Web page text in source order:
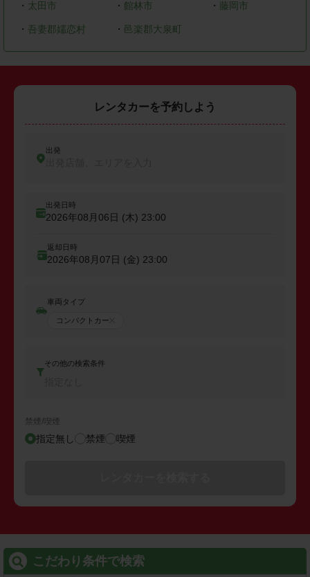
・ 太田市 ・ 館林市 ・ 藤岡市
・ 吾妻郡嬬恋村 ・ 邑楽郡大泉町
レンタカーを予約しよう
出発
出発日時
2026年08月06日 (木) 23:00
返却日時
2026年08月07日 (金) 23:00
車両タイプ
コンパクトカー
その他の検索条件
禁煙/喫煙
指定無し 禁煙 喫煙
こだわり条件で検索